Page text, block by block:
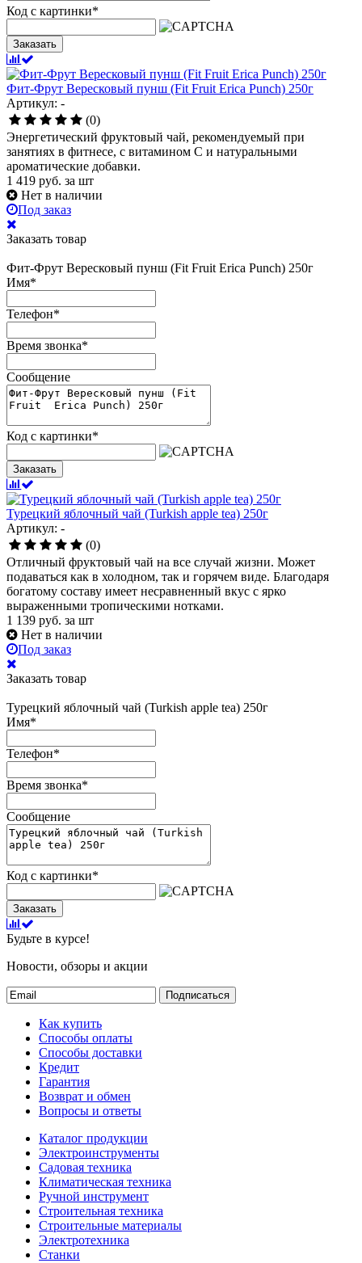
Код с картинки*
Заказать
Фит-Фрут Вересковый пунш (Fit Fruit Erica Punch) 250г
Артикул: -
(0)
Энергетический фруктовый чай, рекомендуемый при
занятиях в фитнесе, с витамином С и натуральными
ароматические добавки.
1 419 руб. за шт
Нет в наличии
Под заказ
Заказать товар
Фит-Фрут Вересковый пунш (Fit Fruit Erica Punch) 250г
Имя*
Телефон*
Время звонка*
Сообщение
Код с картинки*
Заказать
Турецкий яблочный чай (Turkish apple tea) 250г
Артикул: -
(0)
Отличный фруктовый чай на все случай жизни. Может
подаваться как в холодном, так и горячем виде. Благодаря
богатому составу имеет несравненный вкус с ярко
выраженными тропическими нотками.
1 139 руб. за шт
Нет в наличии
Под заказ
Заказать товар
Турецкий яблочный чай (Turkish apple tea) 250г
Имя*
Телефон*
Время звонка*
Сообщение
Код с картинки*
Заказать
Будьте в курсе!
Новости, обзоры и акции
Подписаться
Как купить
Способы оплаты
Способы доставки
Кредит
Гарантия
Возврат и обмен
Вопросы и ответы
Каталог продукции
Электроинструменты
Садовая техника
Климатическая техника
Ручной инструмент
Строительная техника
Строительные материалы
Электротехника
Станки